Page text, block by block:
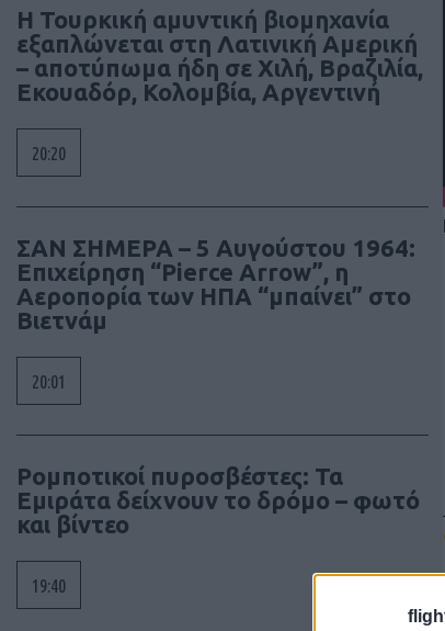
Η Τουρκική αμυντική βιομηχανία
εξαπλώνεται στη Λατινική Αμερική
– αποτύπωμα ήδη σε Χιλή, Βραζιλία,
Εκουαδόρ, Κολομβία, Αργεντινή
20:20
ΣΑΝ ΣΗΜΕΡΑ – 5 Αυγούστου 1964:
Επιχείρηση “Pierce Arrow”, η
Αεροπορία των ΗΠΑ “μπαίνει” στο
Βιετνάμ
20:01
Ρομποτικοί πυροσβέστες: Τα
Εμιράτα δείχνουν το δρόμο – φωτό
και βίντεο
19:40